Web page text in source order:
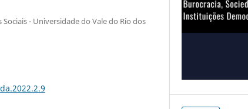
- Universidade do Vale do Rio dos